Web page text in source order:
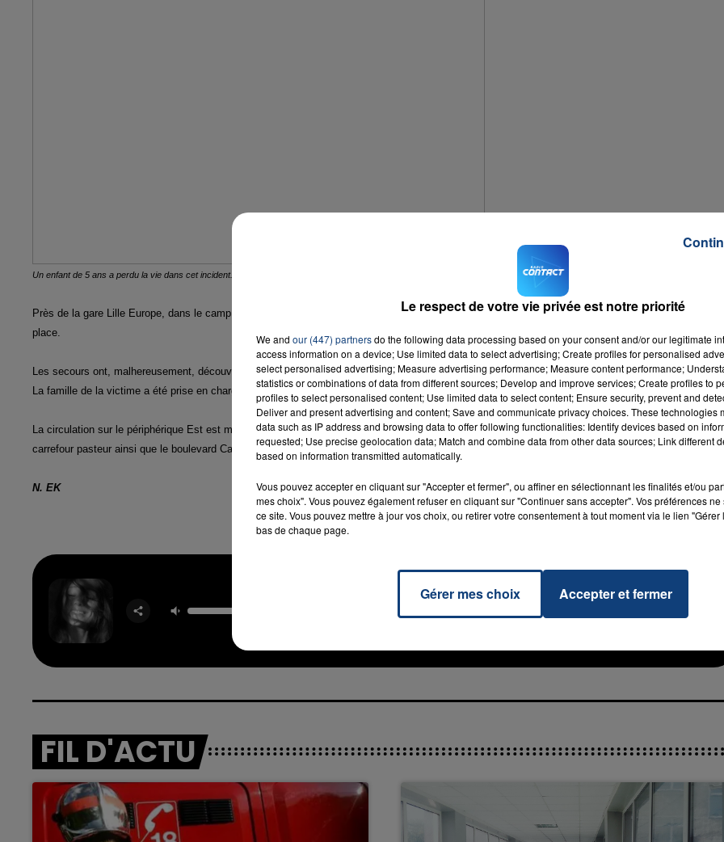
Un enfant de 5 ans a perdu la vie dans cet incident. Martine Aubry est sur place où la tension est palpable.
Près de la gare Lille Europe, dans le camp rom un incendie s'est propagé sous l'autopont du carrefour Pasteur. Pompiers, policiers et Samu sont sur
place.
Les secours ont, malhereusement, découvert le corps d'un enfant de 5 ans. Martine Aubry est également sur les lieux où la tension est à son
La famille de la victime a été prise en charge par le Samu. L'origine de l'accident serait accidentelle.
La circulation sur le périphérique Est est momentanément interrompue. Les gares ainsi que les autoroutes A1 et A25 sont inaccessibles depuis le
carrefour pasteur ainsi que le boulevard Carnot.
N. EK
FIL D'ACTU
La Team du Week-end
Le respect de votre vie privée est notre priorité
We and our (447) partnersdo the following data processing based on your consent and/or our legitimate
access information on a device; Use limited data to select advertising; Create profiles for personalised
select personalised advertising; Measure advertising performance; Measure content performance;
statistics or combinations of data from different sources; Develop and improve services; Create profiles to
profiles to select personalised content; Use limited data to select content; Ensure security, prevent and
Deliver and present advertising and content; Save and communicate privacy choices. These technologies
data such as IP address and browsing data to offer following functionalities: Identify devices based on
requested; Use precise geolocation data; Match and combine data from other data sources; Link different
based on information transmitted automatically.
Vous pouvez accepter en cliquant sur "Accepter et fermer", ou affiner en sélectionnant les finalités et/ou
mes choix". Vous pouvez également refuser en cliquant sur "Continuer sans accepter". Vos préférences
ce site. Vous pouvez mettre à jour vos choix, ou retirer votre consentement à tout moment via le lien
bas de chaque page.
Gérer mes choix Accepter et fermer